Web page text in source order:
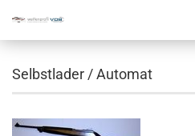
Selbstlader / Automat